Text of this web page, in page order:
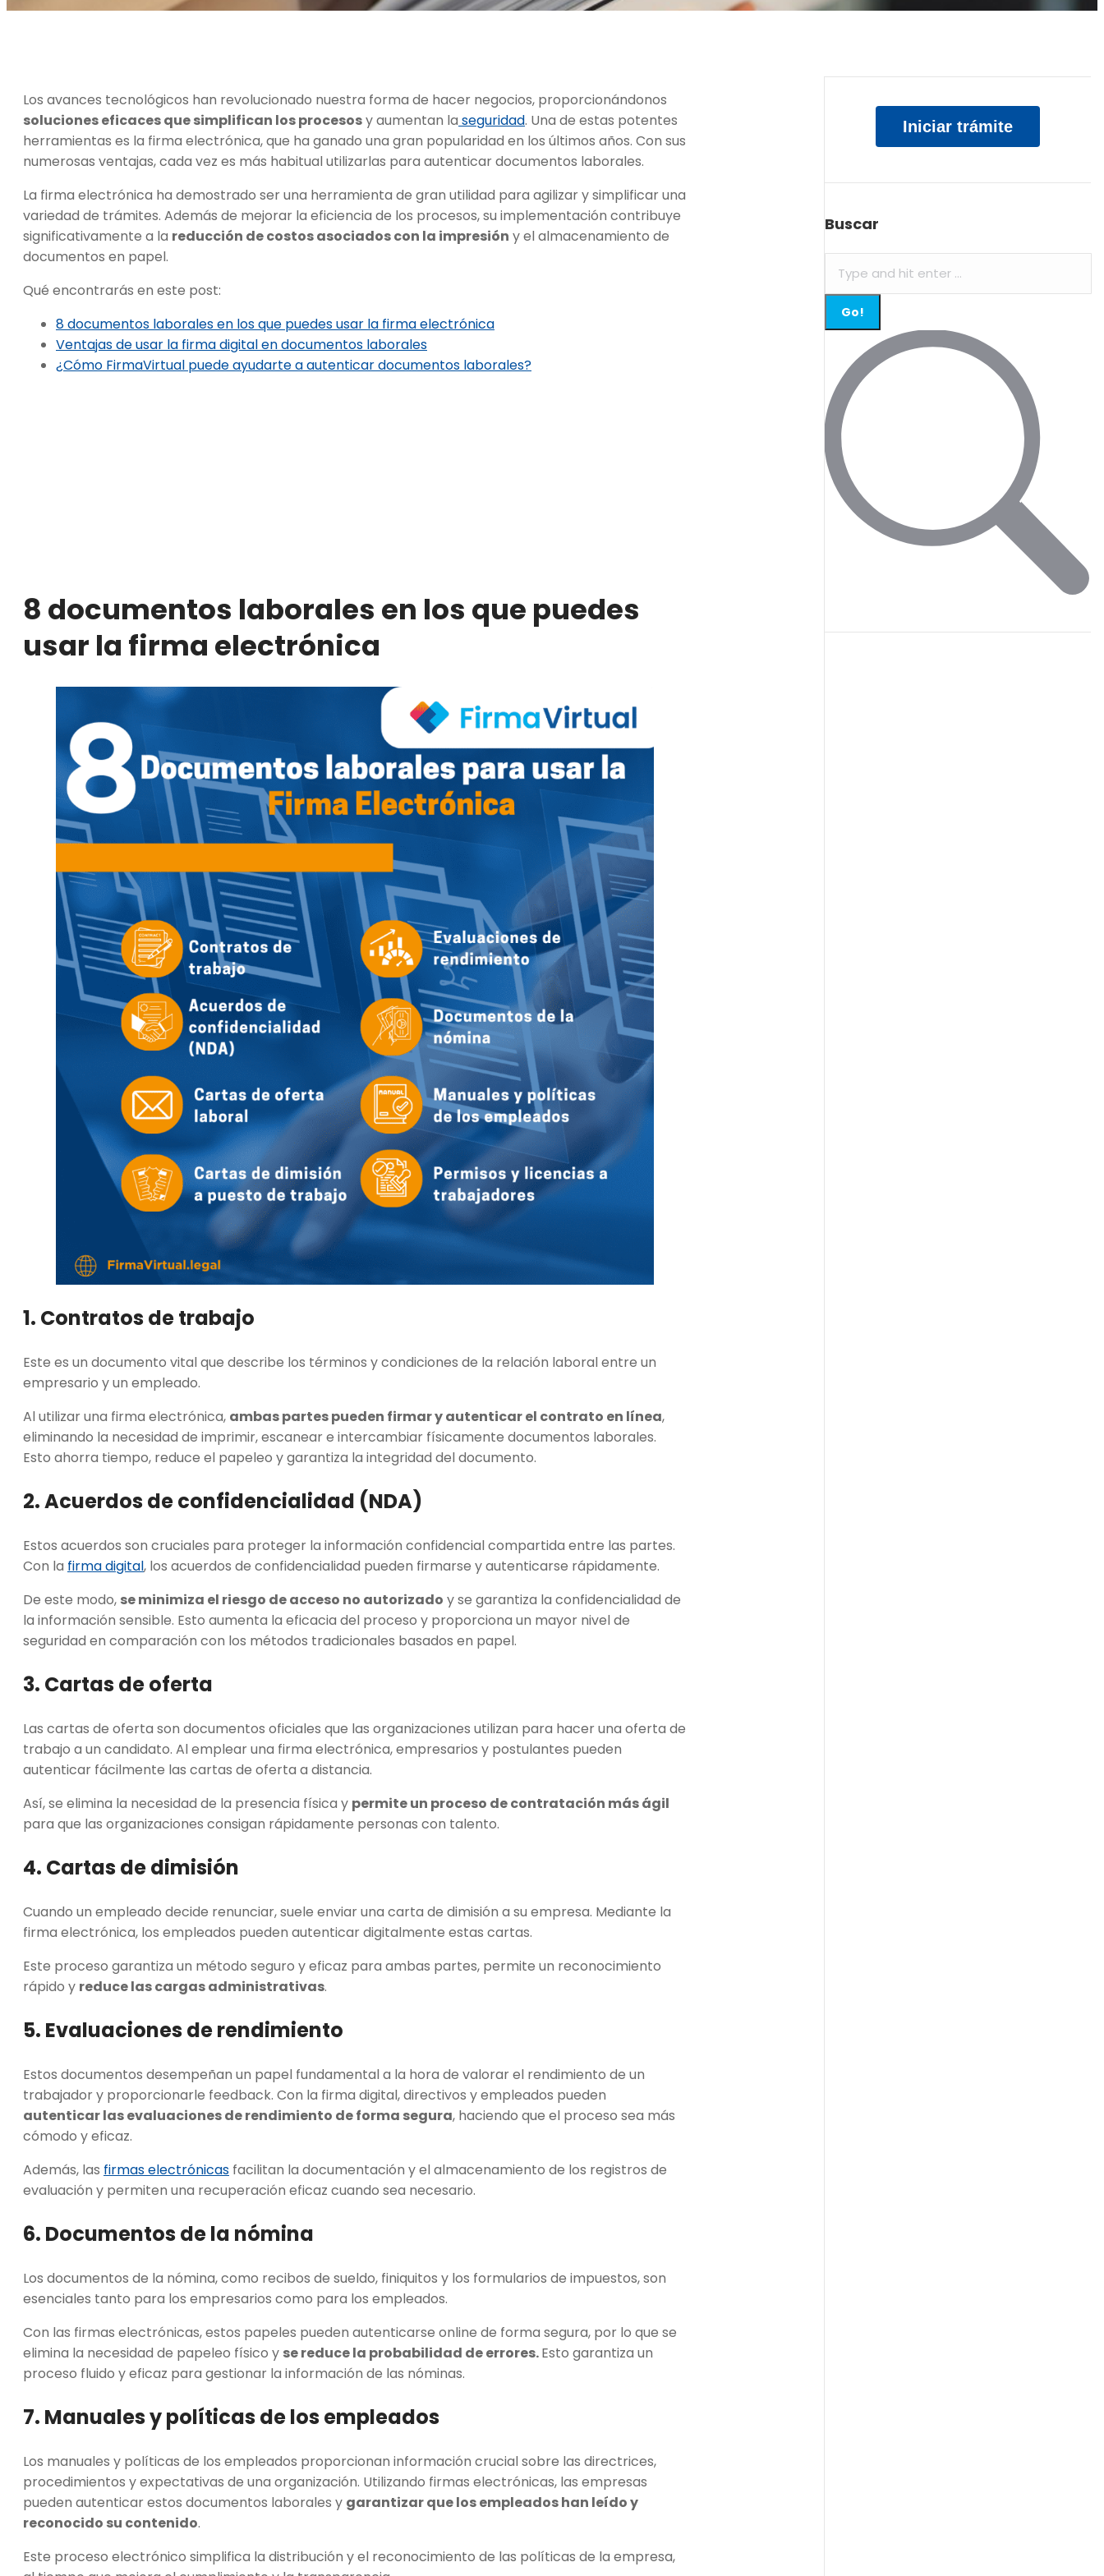
Los avances tecnológicos han revolucionado nuestra forma de hacer negocios, proporcionándonos
soluciones eficaces que simplifican los procesosy aumentan la seguridad. Una de estas potentes
herramientas es la firma electrónica, que ha ganado una gran popularidad en los últimos años. Con sus
numerosas ventajas, cada vez es más habitual utilizarlas para autenticar documentos laborales.
La firma electrónica ha demostrado ser una herramienta de gran utilidad para agilizar y simplificar una
variedad de trámites. Además de mejorar la eficiencia de los procesos, su implementación contribuye
significativamente a la reducción de costos asociados con la impresión y el almacenamiento de
documentos en papel.
Qué encontrarás en este post:
8 documentos laborales en los que puedes usar la firma electrónica
Ventajas de usar la firma digital en documentos laborales
¿Cómo FirmaVirtual puede ayudarte a autenticar documentos laborales?
8 documentos laborales en los que puedes
usar la firma electrónica
1. Contratos de trabajo
Este es un documento vital que describe los términos y condiciones de la relación laboral entre un
empresario y un empleado.
Al utilizar una firma electrónica, ambas partes pueden firmar y autenticar el contrato en línea,
eliminando la necesidad de imprimir, escanear e intercambiar físicamente documentos laborales.
Esto ahorra tiempo, reduce el papeleo y garantiza la integridad del documento.
2. Acuerdos de confidencialidad (NDA)
Estos acuerdos son cruciales para proteger la información confidencial compartida entre las partes.
Con la firma digital, los acuerdos de confidencialidad pueden firmarse y autenticarse rápidamente.
De este modo, se minimiza el riesgo de acceso no autorizado y se garantiza la confidencialidad de
la información sensible. Esto aumenta la eficacia del proceso y proporciona un mayor nivel de
seguridad en comparación con los métodos tradicionales basados en papel.
3. Cartas de oferta
Las cartas de oferta son documentos oficiales que las organizaciones utilizan para hacer una oferta de
trabajo a un candidato. Al emplear una firma electrónica, empresarios y postulantes pueden
autenticar fácilmente las cartas de oferta a distancia.
Así, se elimina la necesidad de la presencia física y permite un proceso de contratación más ágil
para que las organizaciones consigan rápidamente personas con talento.
4. Cartas de dimisión
Cuando un empleado decide renunciar, suele enviar una carta de dimisión a su empresa. Mediante la
firma electrónica, los empleados pueden autenticar digitalmente estas cartas.
Este proceso garantiza un método seguro y eficaz para ambas partes, permite un reconocimiento
rápido y reduce las cargas administrativas.
5. Evaluaciones de rendimiento
Estos documentos desempeñan un papel fundamental a la hora de valorar el rendimiento de un
trabajador y proporcionarle feedback. Con la firma digital, directivos y empleados pueden
autenticar las evaluaciones de rendimiento de forma segura, haciendo que el proceso sea más
cómodo y eficaz.
Además, las firmas electrónicas facilitan la documentación y el almacenamiento de los registros de
evaluación y permiten una recuperación eficaz cuando sea necesario.
6. Documentos de la nómina
Los documentos de la nómina, como recibos de sueldo, finiquitos y los formularios de impuestos, son
esenciales tanto para los empresarios como para los empleados.
Con las firmas electrónicas, estos papeles pueden autenticarse online de forma segura, por lo que se
elimina la necesidad de papeleo físico y se reduce la probabilidad de errores.Esto garantiza un
proceso fluido y eficaz para gestionar la información de las nóminas.
7. Manuales y políticas de los empleados
Los manuales y políticas de los empleados proporcionan información crucial sobre las directrices,
procedimientos y expectativas de una organización. Utilizando firmas electrónicas, las empresas
pueden autenticar estos documentos laborales y garantizar que los empleados han leído y
reconocido su contenido.
Este proceso electrónico simplifica la distribución y el reconocimiento de las políticas de la empresa,
Iniciar trámite
Buscar